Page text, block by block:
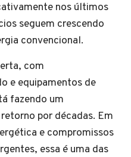
nos últimos
seguem crescendo
convencional.
com
e equipamentos de
fazendo um
por décadas. Em
e compromissos
essa é uma das